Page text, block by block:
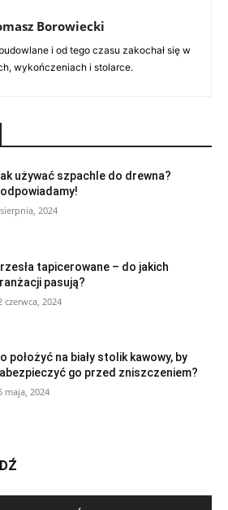
Borowiecki
i od tego czasu zakochał się w
wykończeniach i stolarce.
używać szpachle do drewna?
2024
tapicerowane – do jakich
pasują?
czerwca, 2024
położyć na biały stolik kawowy, by
go przed zniszczeniem?
maja, 2024